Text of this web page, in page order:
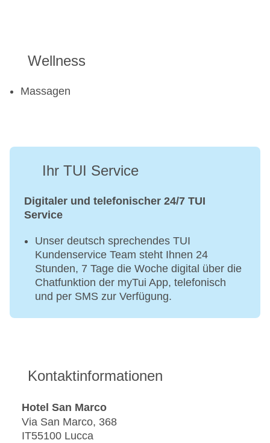
Wellness
Massagen
Ihr TUI Service
Digitaler und telefonischer 24/7 TUI
Service
Unser deutsch sprechendes TUI
Kundenservice Team steht Ihnen 24
Stunden, 7 Tage die Woche digital über die
Chatfunktion der myTui App, telefonisch
und per SMS zur Verfügung.
Kontaktinformationen
Hotel San Marco
Via San Marco, 368
IT55100 Lucca